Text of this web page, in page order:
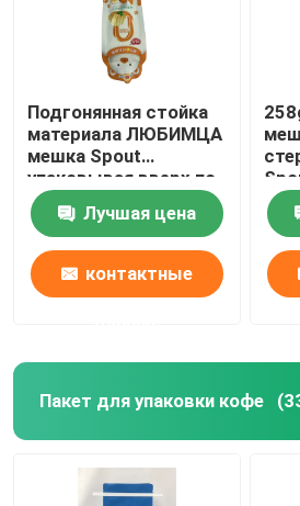
Подгонянная стойка
материала ЛЮБИМЦА
мешка Spout
упаковывая вверх по
сумке Spout
Лучшая цена
контактные
Пакет для упаковки кофе